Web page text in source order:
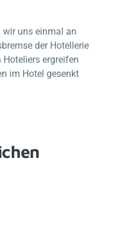
wir uns einmal an
der Hotellerie
ergreifen
im Hotel gesenkt